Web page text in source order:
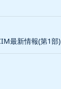
最新情報(第1部)